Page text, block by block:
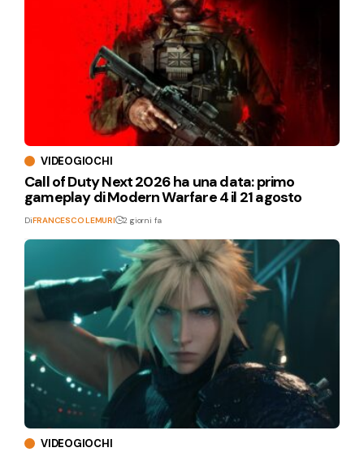
VIDEOGIOCHI
Call of Duty Next 2026 ha una data: primo
gameplay di Modern Warfare 4 il 21 agosto
DiFRANCESCO LEMURI 2 giorni fa
VIDEOGIOCHI